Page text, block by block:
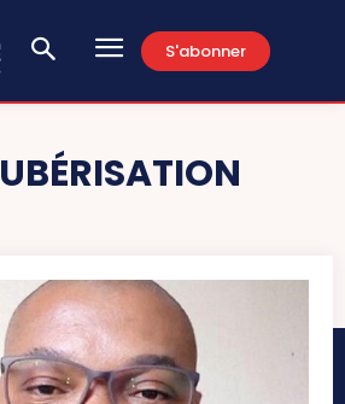
S'abonner
UBÉRISATION